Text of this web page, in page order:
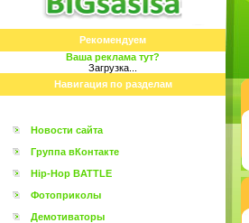
Рекомендуем
Ваша реклама тут?
Загрузка...
Навигация по разделам
Новости сайта
Группа вКонтакте
Hip-Hop BATTLE
Фотоприколы
Демотиваторы